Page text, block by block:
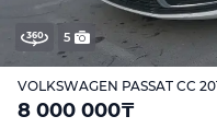
5
VOLKSWAGEN PASSAT CC
8 000 000₸